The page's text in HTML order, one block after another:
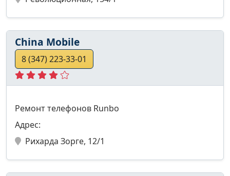
China Mobile
8 (347) 223-33-01
Ремонт телефонов Runbo
Адрес:
Рихарда Зорге, 12/1